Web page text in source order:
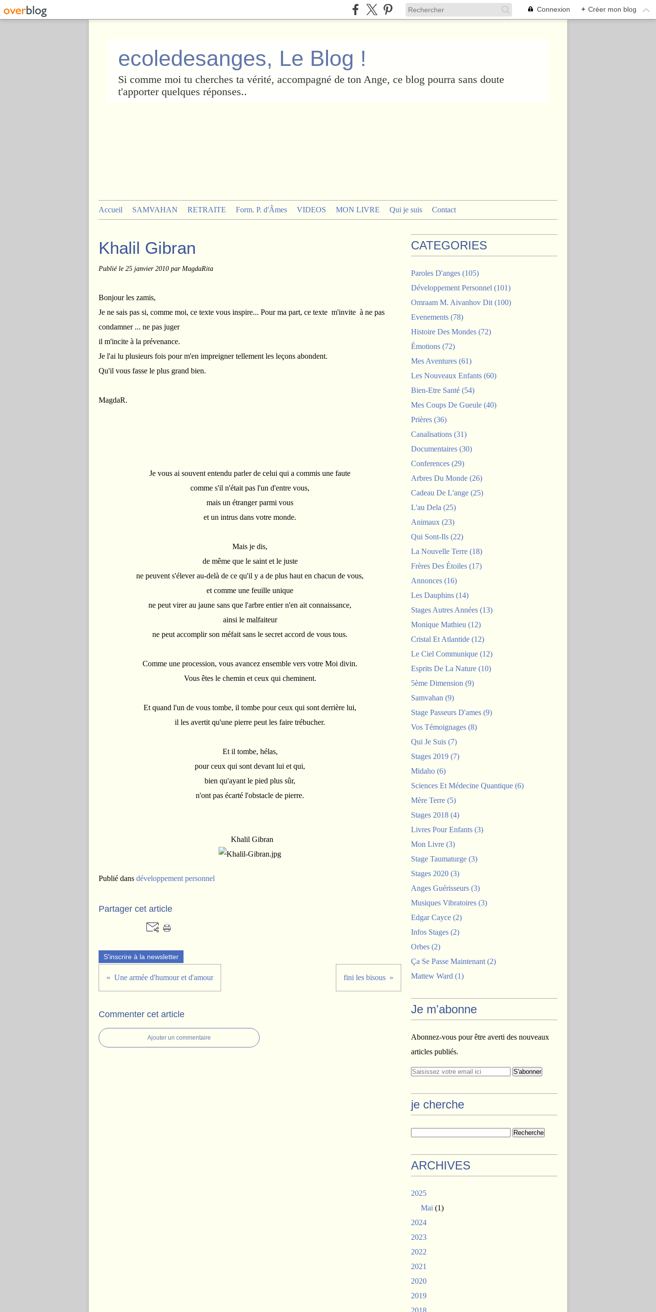
Connexion + Créer mon blog
ecoledesanges, Le Blog !
Si comme moi tu cherches ta vérité, accompagné de ton Ange, ce blog pourra sans doute
t'apporter quelques réponses..
Accueil SAMVAHAN RETRAITE Form. P. d'Âmes VIDEOS MON LIVRE Qui je suis Contact
Khalil Gibran
Publié le 25 janvier 2010 par MagdaRita
Bonjour les zamis,
Je ne sais pas si, comme moi, ce texte vous inspire... Pour ma part, ce texte m'invite à ne pas
condamner ... ne pas juger
il m'incite à la prévenance.
Je l'ai lu plusieurs fois pour m'en impreigner tellement les leçons abondent.
Qu'il vous fasse le plus grand bien.
MagdaR.
Je vous ai souvent entendu parler de celui qui a commis une faute
comme s'il n'était pas l'un d'entre vous,
mais un étranger parmi vous
et un intrus dans votre monde.
Mais je dis,
de même que le saint et le juste
ne peuvent s'élever au-delà de ce qu'il y a de plus haut en chacun de vous,
et comme une feuille unique
ne peut virer au jaune sans que l'arbre entier n'en ait connaissance,
ainsi le malfaiteur
ne peut accomplir son méfait sans le secret accord de vous tous.
Comme une procession, vous avancez ensemble vers votre Moi divin.
Vous êtes le chemin et ceux qui cheminent.
Et quand l'un de vous tombe, il tombe pour ceux qui sont derrière lui,
il les avertit qu'une pierre peut les faire trébucher.
Et il tombe, hélas,
pour ceux qui sont devant lui et qui,
bien qu'ayant le pied plus sûr,
n'ont pas écarté l'obstacle de pierre.
Khalil Gibran
Publié dans développement personnel
Partager cet article
S'inscrire à la newsletter
Une armée d'humour et d'amour fini les bisous
Commenter cet article
Ajouter un commentaire
CATEGORIES
Paroles D'anges (105)
Développement Personnel (101)
Omraam M. Aivanhov Dit (100)
Evenements (78)
Histoire Des Mondes (72)
Émotions (72)
Mes Aventures (61)
Les Nouveaux Enfants (60)
Bien-Etre Santé (54)
Mes Coups De Gueule (40)
Prières (36)
Canalisations (31)
Documentaires (30)
Conferences (29)
Arbres Du Monde (26)
Cadeau De L'ange (25)
L'au Dela (25)
Animaux (23)
Qui Sont-Ils (22)
La Nouvelle Terre (18)
Frères Des Étoiles (17)
Annonces (16)
Les Dauphins (14)
Stages Autres Années (13)
Monique Mathieu (12)
Cristal Et Atlantide (12)
Le Ciel Communique (12)
Esprits De La Nature (10)
5ème Dimension (9)
Samvahan (9)
Stage Passeurs D'ames (9)
Vos Témoignages (8)
Qui Je Suis (7)
Stages 2019 (7)
Midaho (6)
Sciences Et Médecine Quantique (6)
Mère Terre (5)
Stages 2018 (4)
Livres Pour Enfants (3)
Mon Livre (3)
Stage Taumaturge (3)
Stages 2020 (3)
Anges Guérisseurs (3)
Musiques Vibratoires (3)
Edgar Cayce (2)
Infos Stages (2)
Orbes (2)
Ça Se Passe Maintenant (2)
Mattew Ward (1)
Je m'abonne
Abonnez-vous pour être averti des nouveaux
articles publiés.
je cherche
ARCHIVES
2025
Mai (1)
2024
2023
2022
2021
2020
2019
2018